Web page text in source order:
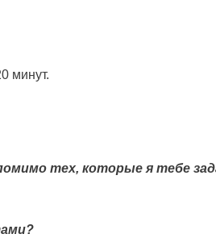
минут.
тех, которые я тебе